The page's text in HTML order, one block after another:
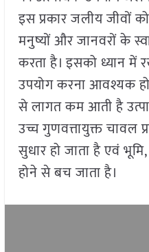
इस प्रकार जलीय जीवों
मनुष्यों और जानवरों के
करता है। इसको ध्यान में
उपयोग करना आवश्यक
से लागत कम आती है
उच्च गुणवत्तायुक्त चावल
सुधार हो जाता है एवं
होने से बच जाता है।